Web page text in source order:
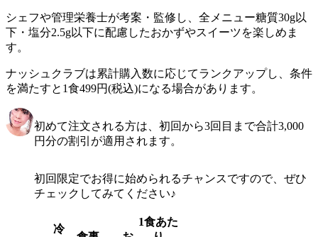
シェフや管理栄養士が考案・監修し、全メニュー糖質30g以
下・塩分2.5g以下に配慮したおかずやスイーツを楽しめま
す。
ナッシュクラブは累計購入数に応じてランクアップし、条件
を満たすと1食499円(税込)になる場合があります。
初めて注文される方は、初回から3回目まで合計3,000
円分の割引が適用されます。
初回限定でお得に始められるチャンスですので、ぜひ
チェックしてみてください♪
冷
1食あた